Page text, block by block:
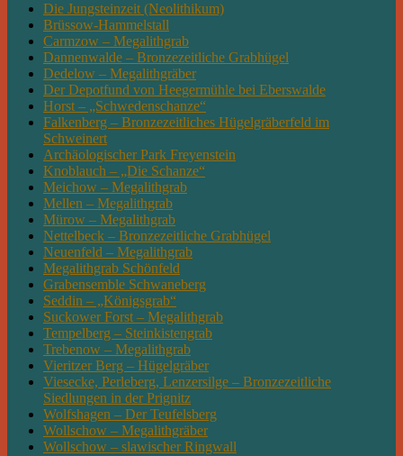
Die Jungsteinzeit (Neolithikum)
Brüssow-Hammelstall
Carmzow – Megalithgrab
Dannenwalde – Bronzezeitliche Grabhügel
Dedelow – Megalithgräber
Der Depotfund von Heegermühle bei Eberswalde
Horst – „Schwedenschanze“
Falkenberg – Bronzezeitliches Hügelgräberfeld im
Schweinert
Archäologischer Park Freyenstein
Knoblauch – „Die Schanze“
Meichow – Megalithgrab
Mellen – Megalithgrab
Mürow – Megalithgrab
Nettelbeck – Bronzezeitliche Grabhügel
Neuenfeld – Megalithgrab
Megalithgrab Schönfeld
Grabensemble Schwaneberg
Seddin – „Königsgrab“
Suckower Forst – Megalithgrab
Tempelberg – Steinkistengrab
Trebenow – Megalithgrab
Vieritzer Berg – Hügelgräber
Viesecke, Perleberg, Lenzersilge – Bronzezeitliche
Siedlungen in der Prignitz
Wolfshagen – Der Teufelsberg
Wollschow – Megalithgräber
Wollschow – slawischer Ringwall